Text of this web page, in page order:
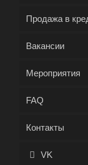
Продажа в
Вакансии
Мероприятия
FAQ
Контакты
VK